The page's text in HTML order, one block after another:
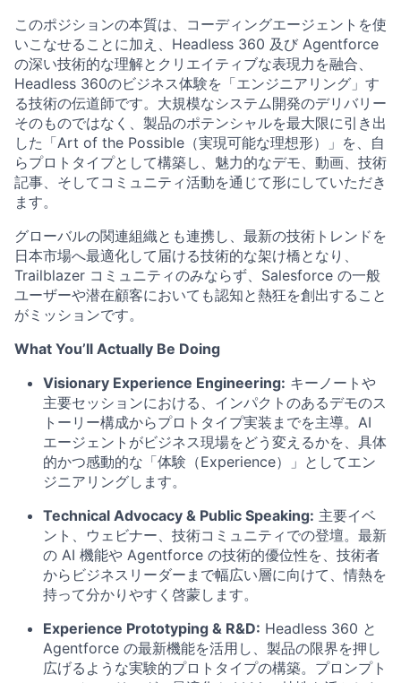
このポジションの本質は、コーディングエージェントを使
いこなせることに加え、Headless 360 及び Agentforce
の深い技術的な理解とクリエイティブな表現力を融合、
Headless 360のビジネス体験を「エンジニアリング」す
る技術の伝道師です。大規模なシステム開発のデリバリー
そのものではなく、製品のポテンシャルを最大限に引き出
した「Art of the Possible（実現可能な理想形）」を、自
らプロトタイプとして構築し、魅力的なデモ、動画、技術
記事、そしてコミュニティ活動を通じて形にしていただき
ます。
グローバルの関連組織とも連携し、最新の技術トレンドを
日本市場へ最適化して届ける技術的な架け橋となり、
Trailblazer コミュニティのみならず、Salesforce の一般
ユーザーや潜在顧客においても認知と熱狂を創出すること
がミッションです。
What You’ll Actually Be Doing
Visionary Experience Engineering: キーノートや
主要セッションにおける、インパクトのあるデモのス
トーリー構成からプロトタイプ実装までを主導。AI
エージェントがビジネス現場をどう変えるかを、具体
的かつ感動的な「体験（Experience）」としてエン
ジニアリングします。
Technical Advocacy & Public Speaking: 主要イベ
ント、ウェビナー、技術コミュニティでの登壇。最新
の AI 機能や Agentforce の技術的優位性を、技術者
からビジネスリーダーまで幅広い層に向けて、情熱を
持って分かりやすく啓蒙します。
Experience Prototyping & R&D: Headless 360 と
Agentforce の最新機能を活用し、製品の限界を押し
広げるような実験的プロトタイプの構築。プロンプト